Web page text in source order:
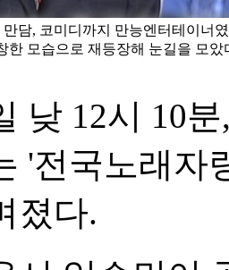
담, 코미디까지 만능엔터테이너
한 모습으로 재등장해 눈길을 모았
낮 12시 10
'전국노래자
졌다.